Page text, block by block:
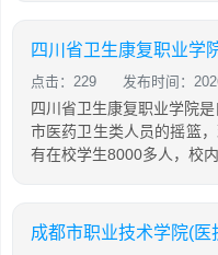
四川省卫生康复职业学
点击：229 发布时间：
四川省卫生康复职业学院
市医药卫生类人员的摇篮
有在校学生8000多人，校
成都市职业技术学院(医